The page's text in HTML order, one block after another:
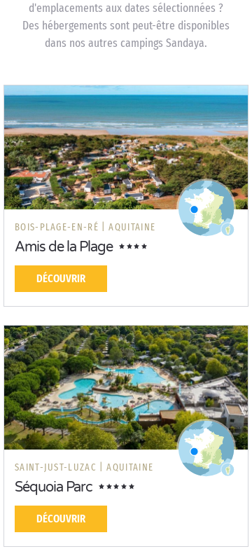
d'emplacements aux dates sélectionnées ?
Des hébergements sont peut-être disponibles
dans nos autres campings Sandaya.
BOIS-PLAGE-EN-RÉ | AQUITAINE
Amis de la Plage
DÉCOUVRIR
SAINT-JUST-LUZAC | AQUITAINE
Séquoia Parc
DÉCOUVRIR